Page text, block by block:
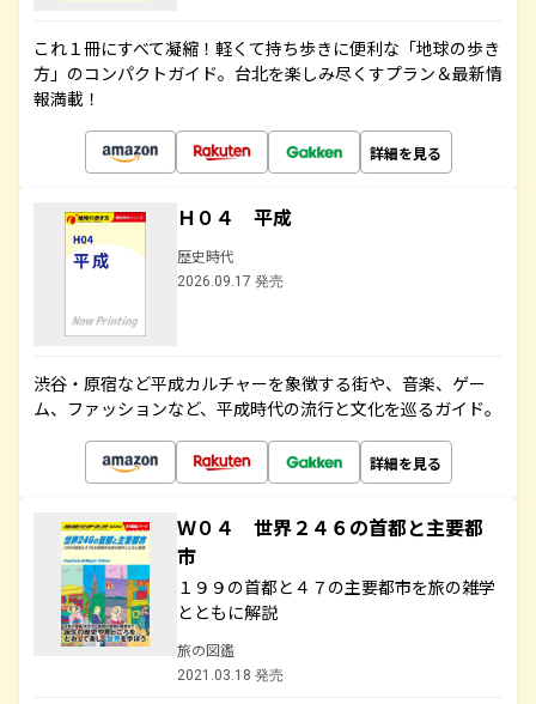
これ１冊にすべて凝縮！軽くて持ち歩きに便利な「地球の歩き
方」のコンパクトガイド。台北を楽しみ尽くすプラン＆最新情
報満載！
詳細を見る
Ｈ０４ 平成
歴史時代
2026.09.17 発売
渋谷・原宿など平成カルチャーを象徴する街や、音楽、ゲー
ム、ファッションなど、平成時代の流行と文化を巡るガイド。
詳細を見る
Ｗ０４ 世界２４６の首都と主要都
市
１９９の首都と４７の主要都市を旅の雑学
とともに解説
旅の図鑑
2021.03.18 発売